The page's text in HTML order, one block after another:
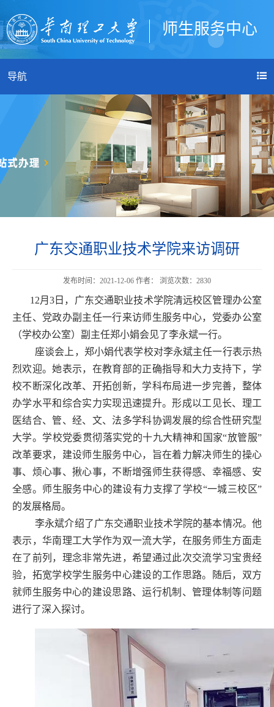
师生服务中心
登录
导航
广东交通职业技术学院来访调研
发布时间：2021-12-06 作者： 浏览次数： 2830
12月3 日，广东交通职业技术学院清远校区管理办公室
主任、党政办副主任一行来访师生服务中心，党委办公室
（学校办公室）副主任郑小娟会见了李永斌一行。
座谈会上，郑小娟代表学校对李永斌主任一行表示热
烈欢迎。她表示， 在教育部的正确指导和大力支持下， 学
校不断深化改革、开拓创新，学科布局进一步完善，整体
办学水平和综合实力实现迅速提升。形成以工见长、理工
医结合、管、经、文、法多学科协调发展的综合性研究型
大学。 学校党委贯彻落实党的十九大精神和国家“放管服”
改革要求， 建设师生服务中心，旨在着力解决师生的操心
事、烦心事、揪心事，不断增强师生获得感、幸福感、安
全感。 师生服务中心的建设有力支撑了 学校“一城三校区”
的发展格局。
李永斌介绍了广东交通职业技术学院的基本情况。他
表示，华南理工大学作为双一流大学，在服务师生方面走
在了前列，理念非常先进，希望通过此次交流学习宝贵经
验，拓宽学校学生服务中心建设的工作思路。随后，双方
就师生服务中心的建设思路、运行机制、管理体制等问题
进行了深入探讨。